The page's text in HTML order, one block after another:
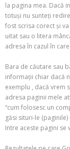
la pagina mea. Dacă
totuși nu sunteți
fost scrisa corect și
uitat sau o litera
adresa în cazul în
Bara de căutare sau
informații chiar dacă
exemplu , dacă vrem
adresa paginii mele
“cum folosesc un
găsi situri-le
Intre aceste pagini se